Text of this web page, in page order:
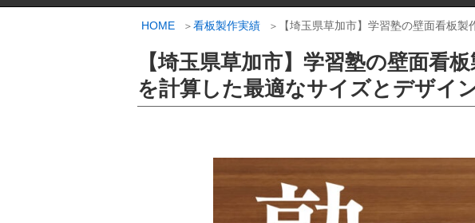
HOME 看板製作実績 【埼玉県草加市】学習塾の壁面看板
【埼玉県草加市】学習塾の壁面看
を計算した最適なサイズとデザイ